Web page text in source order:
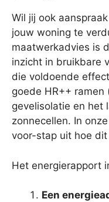
Wil jij ook
jouw woning te
maatwerkadvies is
inzicht in bruikbare
die voldoende
goede HR++
gevelisolatie en het
zonnecellen. In
voor-stap uit hoe
Het energierapport
Een